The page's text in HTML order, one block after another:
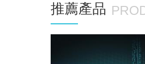
推薦產品